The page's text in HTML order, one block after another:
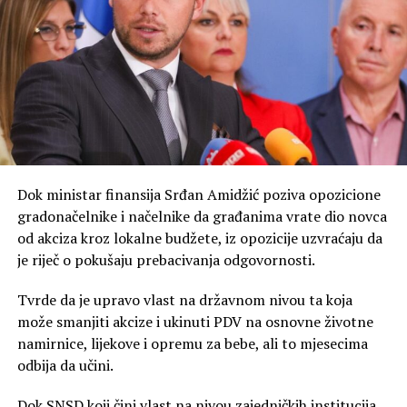
izvršni direktor za tehničke poslove MH Elektroprivreda
Republike Srpske, Trebinje.
– Napunili smo solidno akumulaciju “Bileća”, i poslije
toga imamo znatno manje padavina, u januaru 440 litara
po metru kvadratnom, a u ostalih pet mjeseci imamo
287 litara – naveo je Duško Vujović, rukovodilac sektora
za upravljanje proizvodnjom i vodama ZP
Trenutni dotoci su minorni u odnosu na potrošnju. Kota
hidroakumulacije “Bileća” je niža jedanaest metara u
odnosu na plan.
– Ona može da radio još 30, 40 dana, imamo remont
Hidroelektrana na Trebišnjici, koji će trajati preko
mjesec dana, crpimo naše kapacitete, vjerujem da će u
oktobru krenuti drugačije – kaže Petrović, navodi
Dok ministar finansija Srđan Amidžić poziva opozicione
gradonačelnike i načelnike da građanima vrate dio novca
od akciza kroz lokalne budžete, iz opozicije uzvraćaju da
je riječ o pokušaju prebacivanja odgovornosti.
Tvrde da je upravo vlast na državnom nivou ta koja
može smanjiti akcize i ukinuti PDV na osnovne životne
namirnice, lijekove i opremu za bebe, ali to mjesecima
odbija da učini.